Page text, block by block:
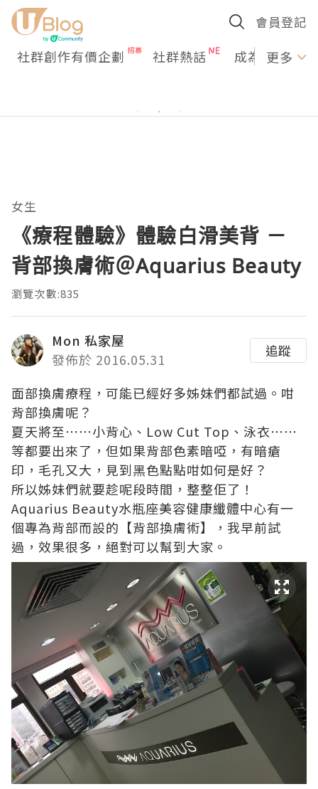
會員登記
社群創作有價企劃 社群熱話 成為U更多
女生
《療程體驗》體驗白滑美背 －
背部換膚術＠Aquarius Beauty
瀏覽次數:835
Mon 私家屋
發佈於 2016.05.31
追蹤
面部換膚療程，可能已經好多姊妹們都試過。咁
背部換膚呢？
夏天將至⋯⋯小背心、Low Cut Top、泳衣⋯⋯
等都要出來了，但如果背部色素暗啞，有暗瘡
印，毛孔又大，見到黑色點點咁如何是好？
所以姊妹們就要趁呢段時間，整整佢了！
Aquarius Beauty水瓶座美容健康纖體中心有一
個專為背部而設的【背部換膚術】，我早前試
過，效果很多，絕對可以幫到大家。